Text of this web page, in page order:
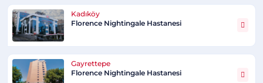
Kadıköy
Florence Nightingale Hastanesi
Gayrettepe
Florence Nightingale Hastanesi